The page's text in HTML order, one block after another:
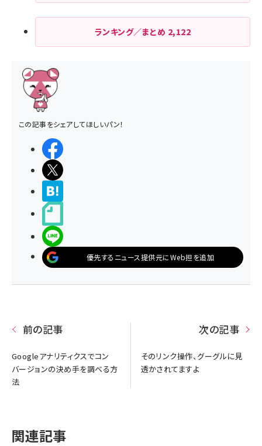
ランキング／まとめ 2,122
この記事をシェアしてほしいパン！
優先するニュース提供元にWeb担を追加
前の記事
Googleアナリティクスでコン
バージョンの決め手を調べる方
法
次の記事
そのリンク操作、グーグルに見
透かされてますよ
関連記事